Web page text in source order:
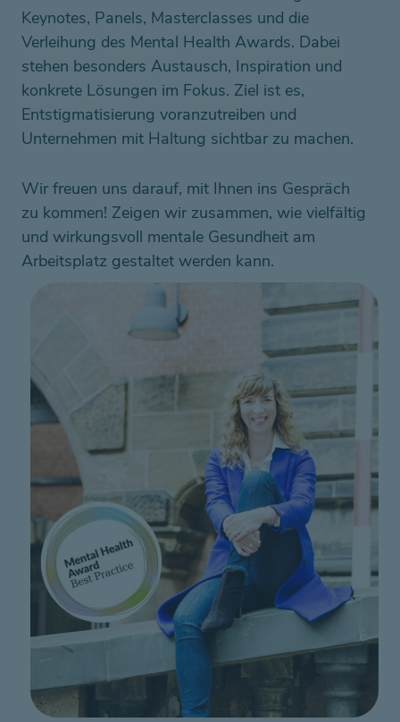
Keynotes, Panels, Masterclasses und die
Verleihung des Mental Health Awards. Dabei
stehen besonders Austausch, Inspiration und
konkrete Lösungen im Fokus. Ziel ist es,
Entstigmatisierung voranzutreiben und
Unternehmen mit Haltung sichtbar zu machen.
Wir freuen uns darauf, mit Ihnen ins Gespräch
zu kommen! Zeigen wir zusammen, wie vielfältig
und wirkungsvoll mentale Gesundheit am
Arbeitsplatz gestaltet werden kann.